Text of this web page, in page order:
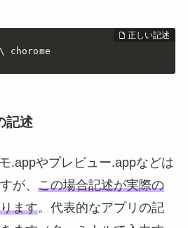
chorome
記述
.appやプレビュー.appなどは
が、 この場合記述が実際の
ます。代表的なアプリの記